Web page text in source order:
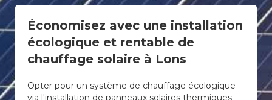
Économisez avec une installation
écologique et rentable de
chauffage solaire à Lons
Opter pour un système de chauffage écologique
via l'installation de panneaux solaires thermiques